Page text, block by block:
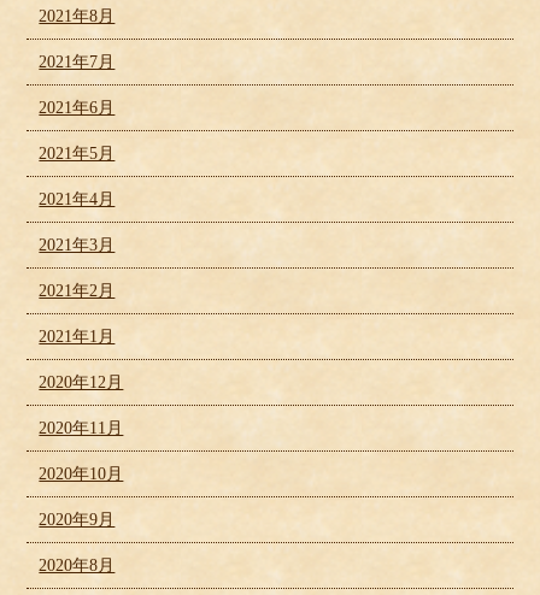
2021年8月
2021年7月
2021年6月
2021年5月
2021年4月
2021年3月
2021年2月
2021年1月
2020年12月
2020年11月
2020年10月
2020年9月
2020年8月